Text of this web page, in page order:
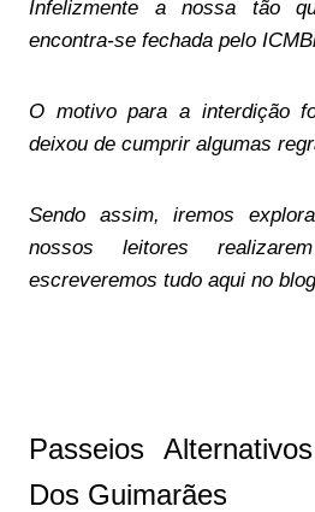
Infelizmente a nossa tão
encontra-se fechada pelo
O motivo para a interdição
deixou de cumprir algumas
Sendo assim, iremos
nossos leitores
escreveremos tudo aqui no
Passeios
Dos Guimarães